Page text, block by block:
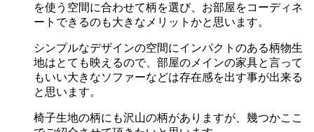
を使う空間に合わせて柄を選び、お部屋をコーディネ
ートできるのも大きなメリットかと思います。
シンプルなデザインの空間にインパクトのある柄物生
地はとても映えるので、部屋のメインの家具と言って
もいい大きなソファーなどは存在感を出す事が出来る
と思います。
椅子生地の柄にも沢山の柄がありますが、幾つかここ